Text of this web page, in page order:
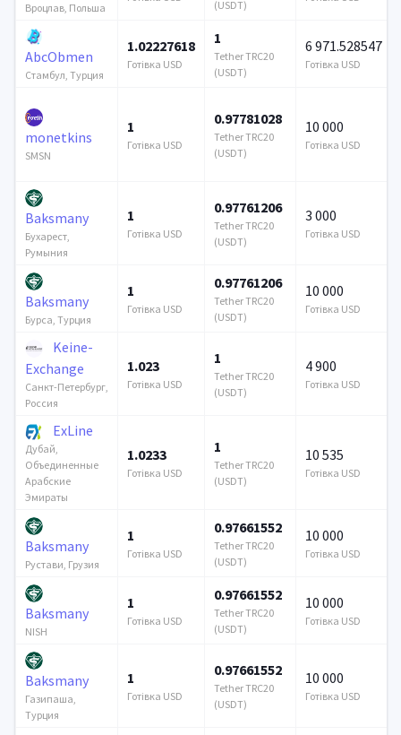
Вроцлав, Польша
(USDT)
AbcObmen
Стамбул, Турция
1.02227618
Готівка USD
1
Tether TRC20
(USDT)
6 971.528547
Готівка USD
monetkins
SMSN
1
Готівка USD
0.97781028
Tether TRC20
(USDT)
10 000
Готівка USD
Baksmany
Бухарест,
Румыния
1
Готівка USD
0.97761206
Tether TRC20
(USDT)
3 000
Готівка USD
Baksmany
Бурса, Турция
1
Готівка USD
0.97761206
Tether TRC20
(USDT)
10 000
Готівка USD
Keine-
Exchange
Санкт-Петербург,
Россия
1.023
Готівка USD
1
Tether TRC20
(USDT)
4 900
Готівка USD
ExLine
Дубай,
Объединенные
Арабские
Эмираты
1.0233
Готівка USD
1
Tether TRC20
(USDT)
10 535
Готівка USD
Baksmany
Рустави, Грузия
1
Готівка USD
0.97661552
Tether TRC20
(USDT)
10 000
Готівка USD
Baksmany
NISH
1
Готівка USD
0.97661552
Tether TRC20
(USDT)
10 000
Готівка USD
Baksmany
Газипаша,
Турция
1
Готівка USD
0.97661552
Tether TRC20
(USDT)
10 000
Готівка USD